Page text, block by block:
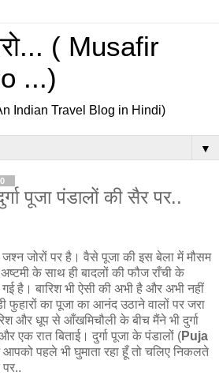
( Musafir
...)
(An Indian Travel Blog in Hindi)
▼
पूजा पंडालों की सैर पर..
जश्न जोरों पर है। वैसे पूजा की इस बेला में मौसम
के साथ ही बादलों की फौज राँची के
है। बारिश भी ऐसी की अभी है और अभी नहीं
फुहारों का पूजा का आनंद उठाने वालों पर जरा
और धूप से आँखमिचौली के बीच मैंने भी दुर्गा
एक रात बिताई। दुर्गा पूजा के पंडालों (Puja
आपको पहले भी घुमाता रहा हूँ तो चलिए निकलते